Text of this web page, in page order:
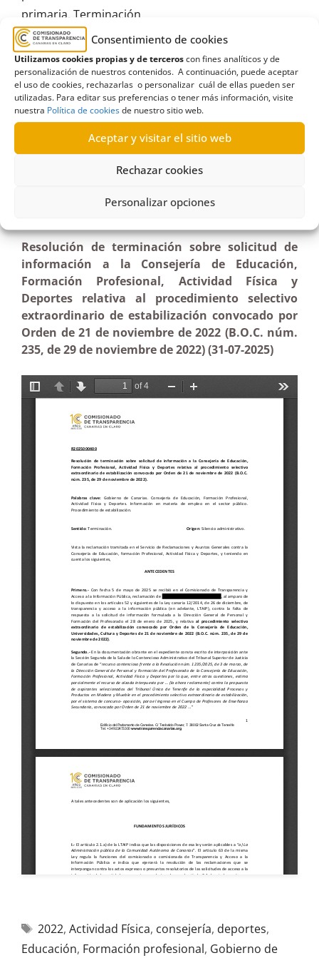
Consentimiento de cookies
Utilizamos cookies propias y de terceroscon fines analíticos y de
personalización de nuestros contenidos. A continuación, puede aceptar
el uso de cookies, rechazarlas o personalizar cuál de ellas pueden ser
utilizadas. Para editar sus preferencias o tener más información, visite
nuestra Política de cookiesde nuestro sitio web.
Aceptar y visitar el sitio web
Rechazar cookies
Personalizar opciones
primaria, Terminación
R400/2025
04/12/2025
sobre procedimiento selectivo extraordinario de
estabilización en Educación |Terminación
Resolución de terminación sobre solicitud de
información a la Consejería de Educación,
Formación Profesional, Actividad Física y
Deportes relativa al procedimiento selectivo
extraordinario de estabilización convocado por
Orden de 21 de noviembre de 2022 (B.O.C. núm.
235, de 29 de noviembre de 2022) (31-07-2025)
2022, Actividad Física, consejería, deportes,
Educación, Formación profesional, Gobierno de